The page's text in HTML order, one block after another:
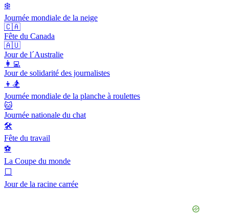
❄️
Journée mondiale de la neige
🇨🇦
Fête du Canada
🇦🇺
Jour de l´Australie
👩‍💻
Jour de solidarité des journalistes
👦🏂
Journée mondiale de la planche à roulettes
🐱
Journée nationale du chat
🛠
Fête du travail
⚽️
La Coupe du monde
⬜️
Jour de la racine carrée